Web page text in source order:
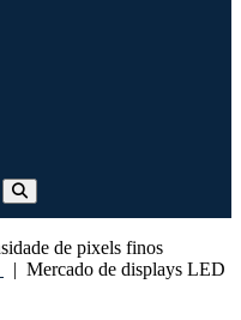
| Mercado de displays LED